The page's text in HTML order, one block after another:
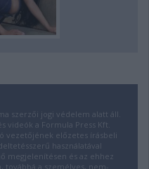
szerzői jogi védelem alatt áll.
videók a Formula Press Kft.
vezetőjének előzetes írásbeli
használatával
megjelenítésen és az ehhez
továbbá a személyes, nem-